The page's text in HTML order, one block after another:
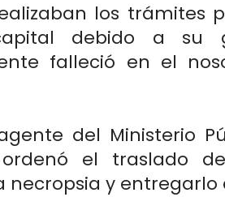
los trámites
debido a su
falleció en el
del Ministerio
el traslado
necropsia y